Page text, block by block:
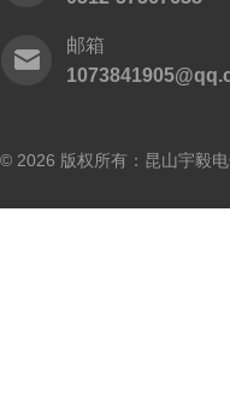
邮箱
© 2026 版权所有：昆山宇毅